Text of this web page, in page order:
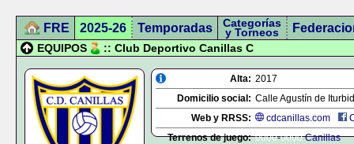
FRE 2025-26 Temporadas Categorías
y Torneos
EQUIPOS :: Club Deportivo Canillas C
Alta: 2017
Domicilio social: Calle Agustín de
Web y RRSS:
cdcanillas.com
Terrenos de juego: 0000-0000 Canillas